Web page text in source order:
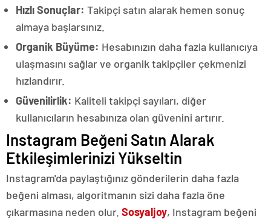
Hızlı Sonuçlar: Takipçi satın alarak hemen sonuç
almaya başlarsınız.
Organik Büyüme: Hesabınızın daha fazla kullanıcıya
ulaşmasını sağlar ve organik takipçiler çekmenizi
hızlandırır.
Güvenilirlik: Kaliteli takipçi sayıları, diğer
kullanıcıların hesabınıza olan güvenini artırır.
Instagram Beğeni Satın Alarak
Etkileşimlerinizi Yükseltin
Instagram'da paylaştığınız gönderilerin daha fazla
beğeni alması, algoritmanın sizi daha fazla öne
çıkarmasına neden olur. Sosyaljoy, Instagram beğeni